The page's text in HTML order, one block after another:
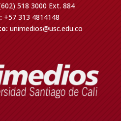
518 3000 Ext. 884
+57 313 4814148
unimedios@usc.edu.co